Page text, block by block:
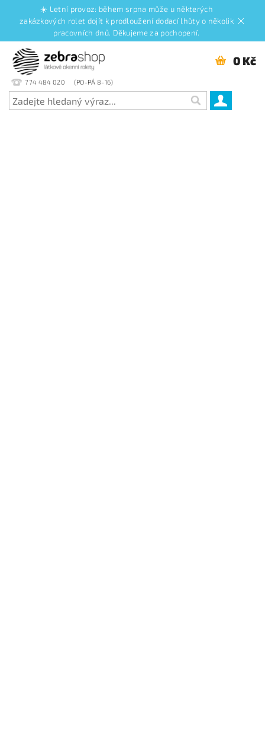
☀️ Letní provoz: během srpna může u některých
zakázkových rolet dojít k prodloužení dodací lhůty o několik
pracovních dnů. Děkujeme za pochopení.
774 484 020
0 Kč